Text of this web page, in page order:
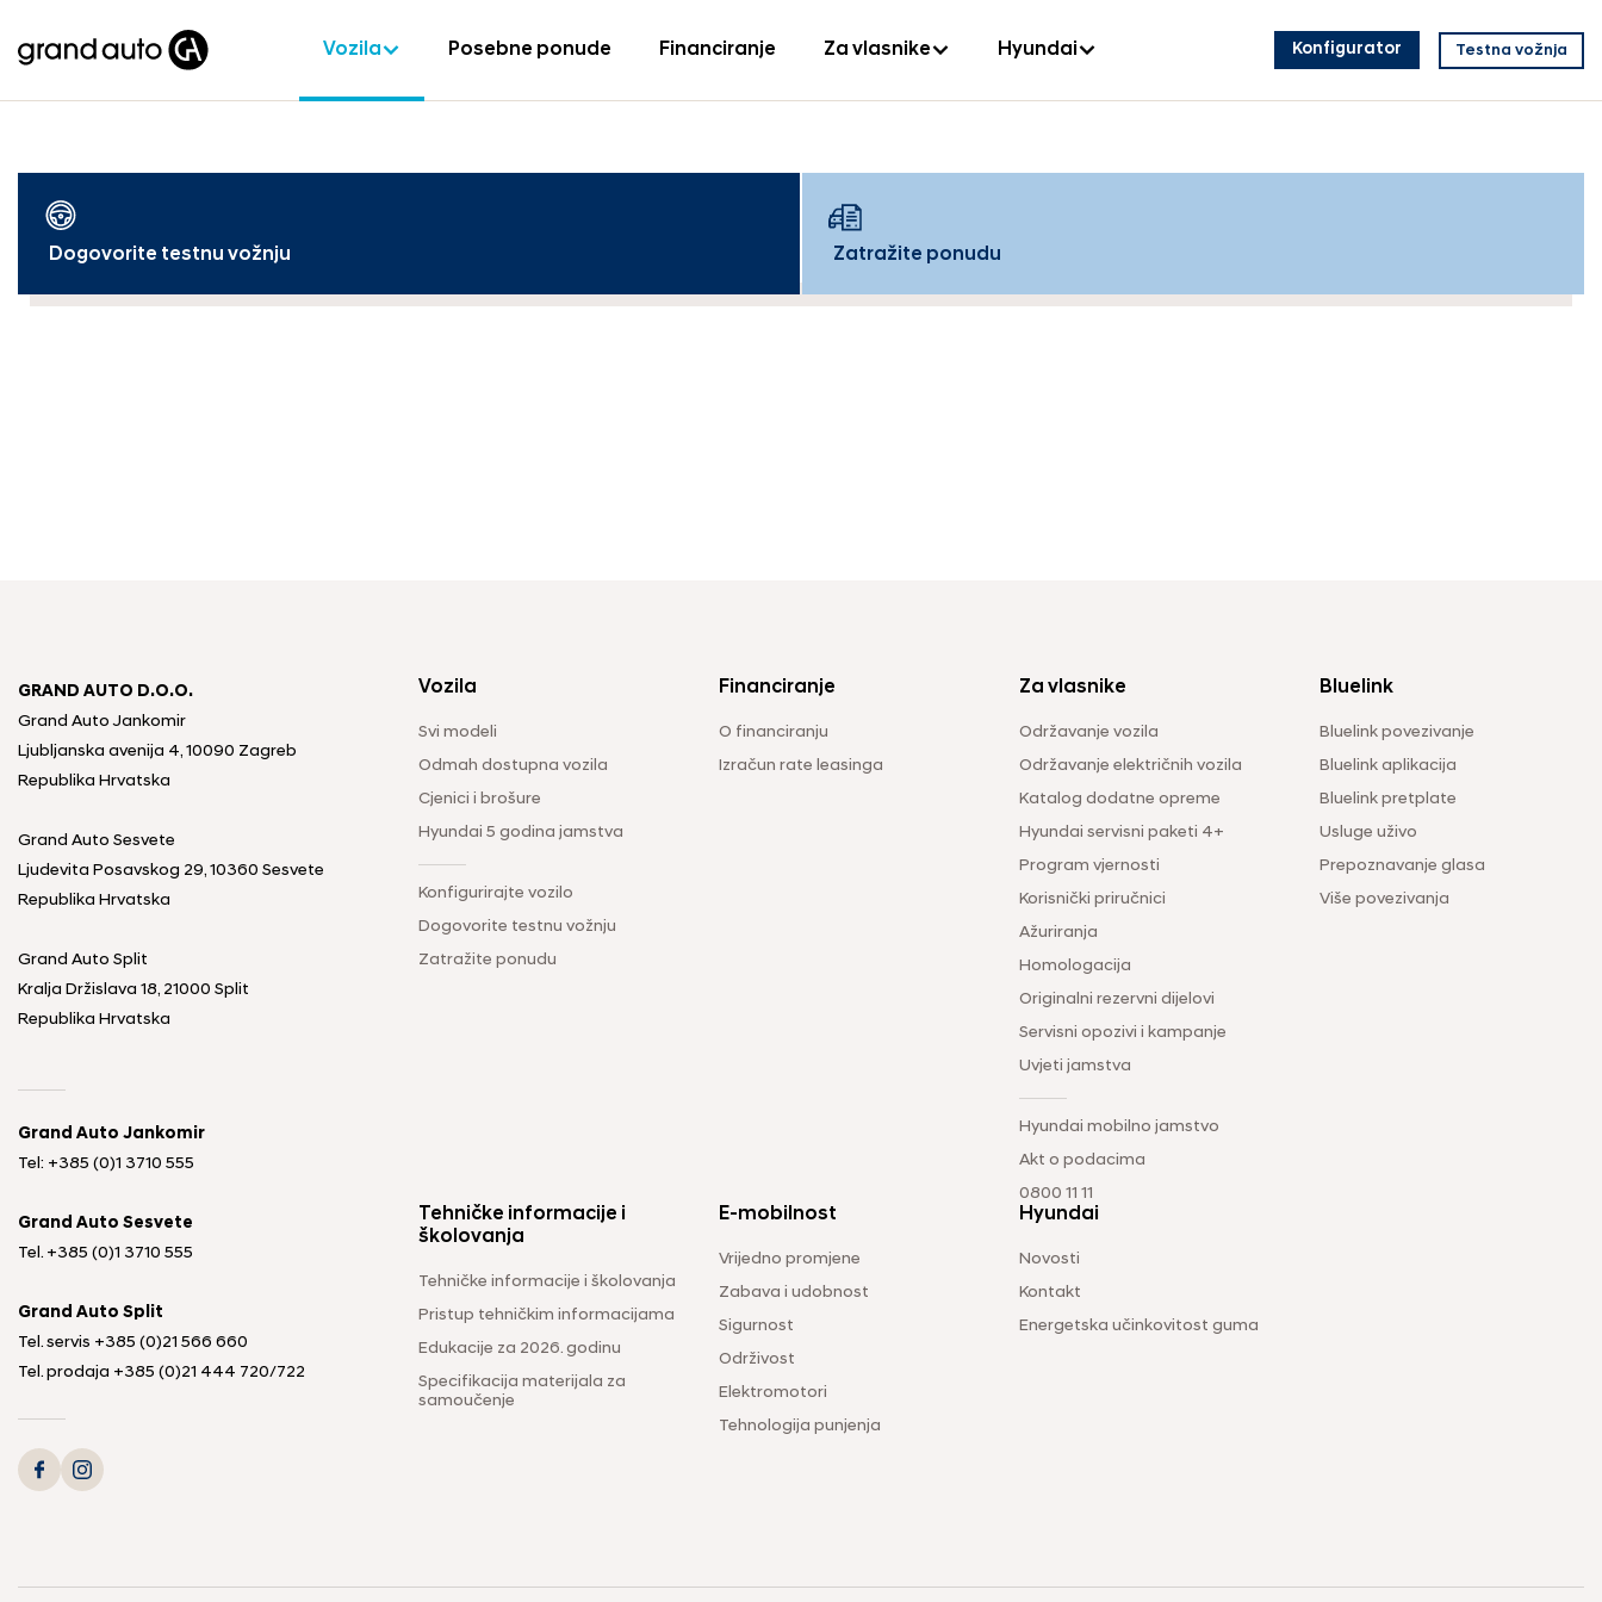
Vozila Posebne ponude Financiranje Za vlasnike Hyundai Konfigurator Testna vožnja
Dogovorite testnu vožnju Zatražite ponudu
GRAND AUTO D.O.O.
Grand Auto Jankomir
Ljubljanska avenija 4, 10090 Zagreb
Republika Hrvatska
Grand Auto Sesvete
Ljudevita Posavskog 29, 10360 Sesvete
Republika Hrvatska
Grand Auto Split
Kralja Držislava 18, 21000 Split
Republika Hrvatska
Grand Auto Jankomir
Tel: +385 (0)1 3710 555
Grand Auto Sesvete
Tel. +385 (0)1 3710 555
Grand Auto Split
Tel. servis +385 (0)21 566 660
Tel. prodaja +385 (0)21 444 720/722
Vozila
Svi modeli
Odmah dostupna vozila
Cjenici i brošure
Hyundai 5 godina jamstva
Konfigurirajte vozilo
Dogovorite testnu vožnju
Zatražite ponudu
Financiranje
O financiranju
Izračun rate leasinga
Za vlasnike
Održavanje vozila
Održavanje električnih vozila
Katalog dodatne opreme
Hyundai servisni paketi 4+
Program vjernosti
Korisnički priručnici
Ažuriranja
Homologacija
Originalni rezervni dijelovi
Servisni opozivi i kampanje
Uvjeti jamstva
Hyundai mobilno jamstvo
Akt o podacima
0800 11 11
Bluelink
Bluelink povezivanje
Bluelink aplikacija
Bluelink pretplate
Usluge uživo
Prepoznavanje glasa
Više povezivanja
Tehničke informacije i
školovanja
Tehničke informacije i školovanja
Pristup tehničkim informacijama
Edukacije za 2026. godinu
Specifikacija materijala za
samoučenje
E-mobilnost
Vrijedno promjene
Zabava i udobnost
Sigurnost
Održivost
Elektromotori
Tehnologija punjenja
Hyundai
Novosti
Kontakt
Energetska učinkovitost guma